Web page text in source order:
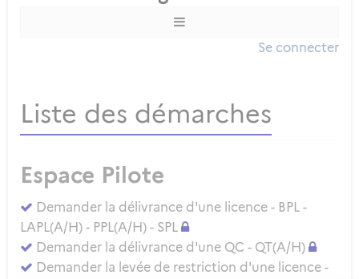
Se connecter
Liste des démarches
Espace Pilote
Demander la délivrance d'une licence - BPL -
LAPL(A/H) - PPL(A/H) - SPL
Demander la délivrance d'une QC - QT(A/H)
Demander la levée de restriction d'une licence -